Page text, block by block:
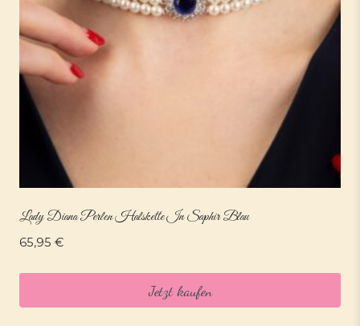
Lady Diana Perlen Halskette In Saphir Blau
65,95 €
Jetzt kaufen